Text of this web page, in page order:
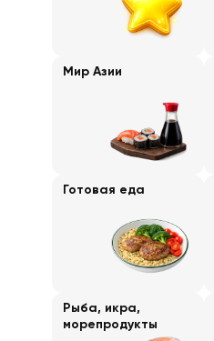
Мир Азии
Готовая еда
Рыба, икра,
морепродукты